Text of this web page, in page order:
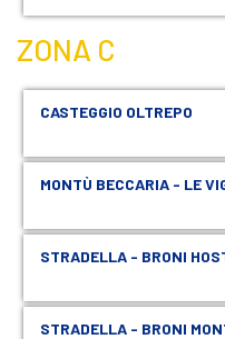
ZONA C
CASTEGGIO OLTREPO
MONTÙ BECCARIA - LE
STRADELLA - BRONI
STRADELLA - BRONI